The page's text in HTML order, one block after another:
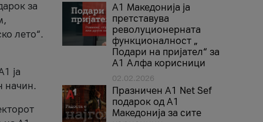
за
лето“.
ја
начин.
А1 Македонија ја
претставува
револуционерната
функционалност „
Подари на пријател“ за
А1 Алфа корисници
02.02.2026
Празничен A1 Net Sеf
подарок од А1
Македонија за сите